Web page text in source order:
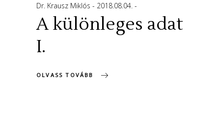
Dr. Krausz Miklós 2018.08.04.
A különleges adat
I.
OLVASS TOVÁBB